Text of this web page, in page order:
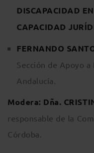
DISCAPACIDAD
CAPACIDAD
FERNANDO
Sección de Apoyo a
Andalucía.
Modera: Dña.
responsable de la
Córdoba.